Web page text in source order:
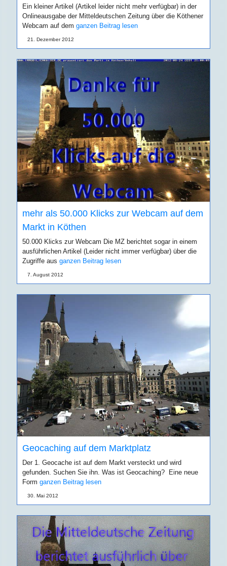
Ein kleiner Artikel (Artikel leider nicht mehr verfügbar) in der
Onlineausgabe der Mitteldeutschen Zeitung über die Köthener
Webcam auf demganzen Beitrag lesen
21. Dezember 2012
mehr als 50.000 Klicks zur Webcam auf dem
Markt in Köthen
50.000 Klicks zur Webcam Die MZ berichtet sogar in einem
ausführlichen Artikel (Leider nicht immer verfügbar) über die
Zugriffe ausganzen Beitrag lesen
7. August 2012
Geocaching auf dem Marktplatz
Der 1. Geocache ist auf dem Markt versteckt und wird
gefunden. Suchen Sie ihn. Was ist Geocaching? Eine neue
Formganzen Beitrag lesen
30. Mai 2012